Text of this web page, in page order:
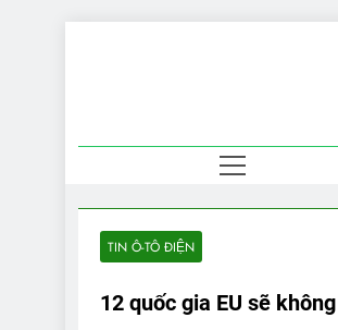
TIN Ô-TÔ ĐIỆN
12 quốc gia EU sẽ